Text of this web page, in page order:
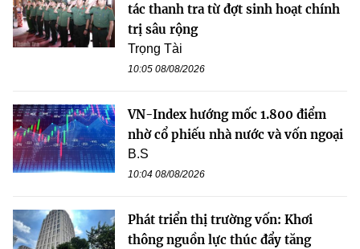
tác thanh tra từ đợt sinh hoạt chính
trị sâu rộng
Trọng Tài
10:05 08/08/2026
VN-Index hướng mốc 1.800 điểm
nhờ cổ phiếu nhà nước và vốn ngoại
B.S
10:04 08/08/2026
Phát triển thị trường vốn: Khơi
thông nguồn lực thúc đẩy tăng